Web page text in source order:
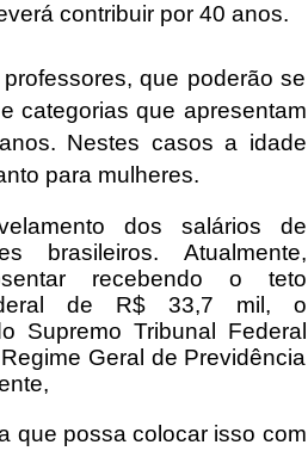
contribuir por 40 anos.
que poderão se
categorias que apresentam
Nestes casos a idade
para mulheres.
dos salários de
brasileiros. Atualmente,
recebendo o teto
de R$ 33,7 mil, o
Supremo Tribunal Federal
Geral de Previdência
que possa colocar isso com